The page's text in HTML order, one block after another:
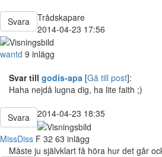
Svara
Trådskapare
2014-04-23 17:56
wantd 9 inlägg
Svar till godis-apa [Gå till post]:
Haha nejdå lugna dig, ha lite faith ;)
Svara
2014-04-23 18:35
MissDiss F 32 63 inlägg
Måste ju självklart få höra hur det går